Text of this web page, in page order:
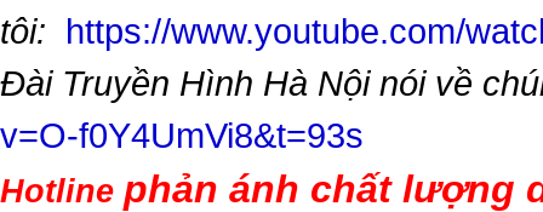
tôi: https://www.youtube.com/
Đài Truyền Hình Hà Nội nói về
v=O-f0Y4UmVi8&t=93s
Hotline phản ánh chất lượng